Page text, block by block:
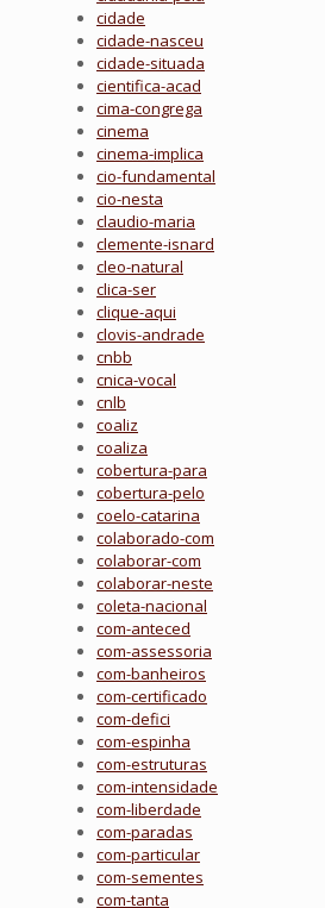
cidade
cidade-nasceu
cidade-situada
cientifica-acad
cima-congrega
cinema
cinema-implica
cio-fundamental
cio-nesta
claudio-maria
clemente-isnard
cleo-natural
clica-ser
clique-aqui
clovis-andrade
cnbb
cnica-vocal
cnlb
coaliz
coaliza
cobertura-para
cobertura-pelo
coelo-catarina
colaborado-com
colaborar-com
colaborar-neste
coleta-nacional
com-anteced
com-assessoria
com-banheiros
com-certificado
com-defici
com-espinha
com-estruturas
com-intensidade
com-liberdade
com-paradas
com-particular
com-sementes
com-tanta